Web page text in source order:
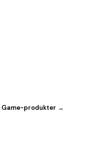
Game-produkter →